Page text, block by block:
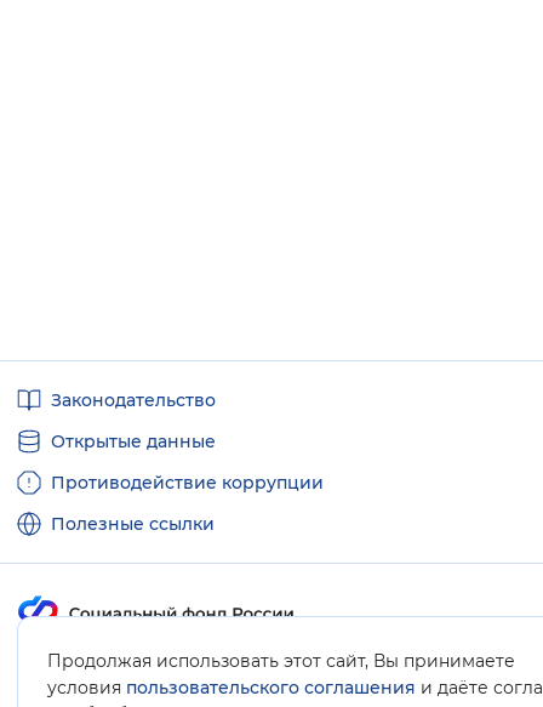
Продолжая использовать этот сайт, Вы принимаете
условия пользовательского соглашения и даёте
ссылкиЗаконодательство
Открытые данные
Противодействие коррупции
Полезные ссылки
Карта сайта